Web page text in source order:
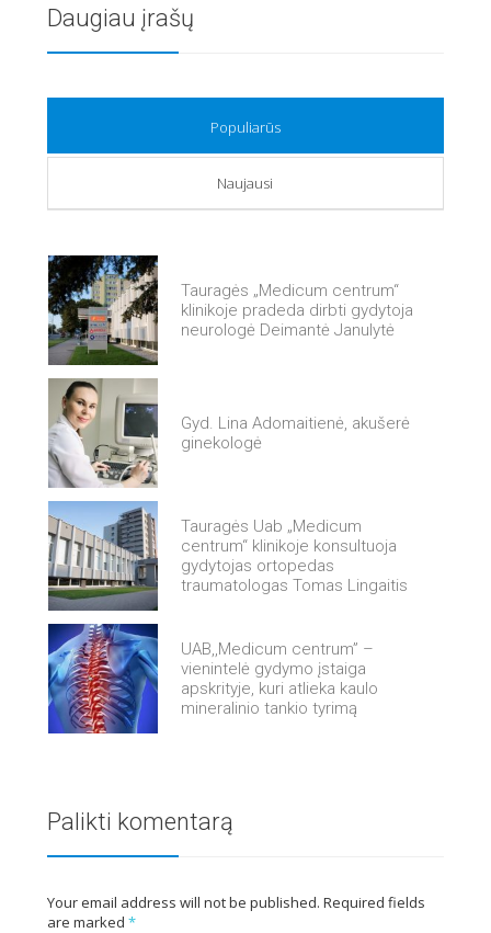
Daugiau įrašų
Populiarūs
Naujausi
Tauragės „Medicum centrum“
klinikoje pradeda dirbti gydytoja
neurologė Deimantė Janulytė
Gyd. Lina Adomaitienė, akušerė
ginekologė
Tauragės Uab „Medicum
centrum“ klinikoje konsultuoja
gydytojas ortopedas
traumatologas Tomas Lingaitis
UAB,,Medicum centrum” –
vienintelė gydymo įstaiga
apskrityje, kuri atlieka kaulo
mineralinio tankio tyrimą
Palikti komentarą
Your email address will not be published. Required fields
are marked*